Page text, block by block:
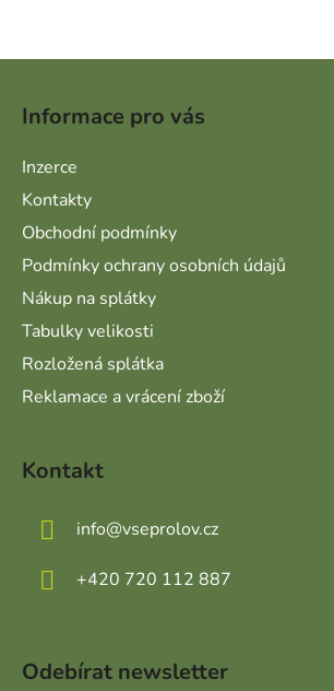
Informace pro vás
Inzerce
Kontakty
Obchodní podmínky
Podmínky ochrany osobních údajů
Nákup na splátky
Tabulky velikosti
Rozložená splátka
Reklamace a vrácení zboží
Kontakt
info@vseprolov.cz
+420 720 112 887
Odebírat newsletter